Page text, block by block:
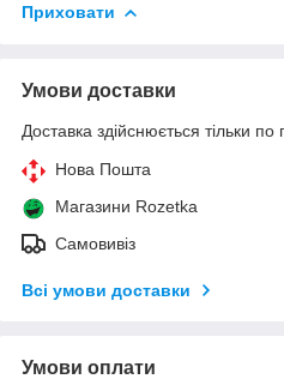
Приховати
Умови доставки
Доставка здійснюється тільки по
Нова Пошта
Магазини Rozetka
Самовивіз
Всі умови доставки
Умови оплати